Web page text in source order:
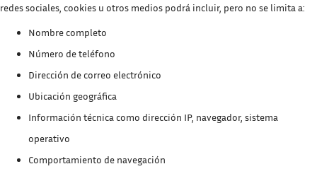
redes sociales, cookies u otros medios podrá incluir, pero no se limita a:
Nombre completo
Número de teléfono
Dirección de correo electrónico
Ubicación geográfica
Información técnica como dirección IP, navegador, sistema
operativo
Comportamiento de navegación